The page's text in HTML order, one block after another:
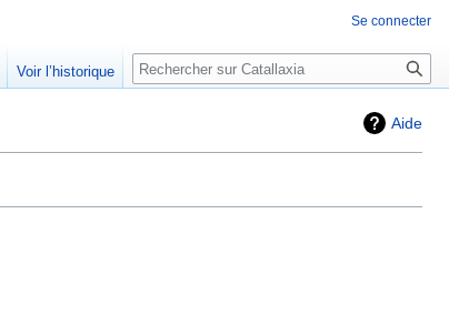
Aide
Se connecter
Voir l’historique Rechercher